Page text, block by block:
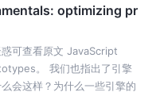
optimizing pr
可查看原文 JavaScript
。 我们也指出了引擎
会这样？为什么一些引擎的